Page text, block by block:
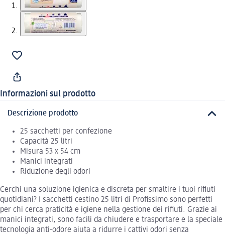
Informazioni sul prodotto
Descrizione prodotto
25 sacchetti per confezione
Capacità 25 litri
Misura 53 x 54 cm
Manici integrati
Riduzione degli odori
Cerchi una soluzione igienica e discreta per smaltire i tuoi rifiuti
quotidiani? I sacchetti cestino 25 litri di Profissimo sono perfetti
per chi cerca praticità e igiene nella gestione dei rifiuti. Grazie ai
manici integrati, sono facili da chiudere e trasportare e la speciale
tecnologia anti-odore aiuta a ridurre i cattivi odori senza